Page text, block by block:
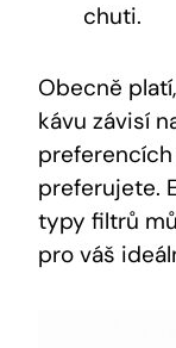
chuti.
Obecně
kávu závisí
preferujete.
typy filtrů
pro ⁢váš